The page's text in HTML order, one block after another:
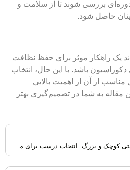
بررسی شوند تا از سلامت و
حاصل شود.
یک راهکار موثر برای حفظ نظافت
باشد. با این حال، انتخاب
از آن از اهمیت بالایی
مقاله به شما در تصمیم‌گیری بهتر